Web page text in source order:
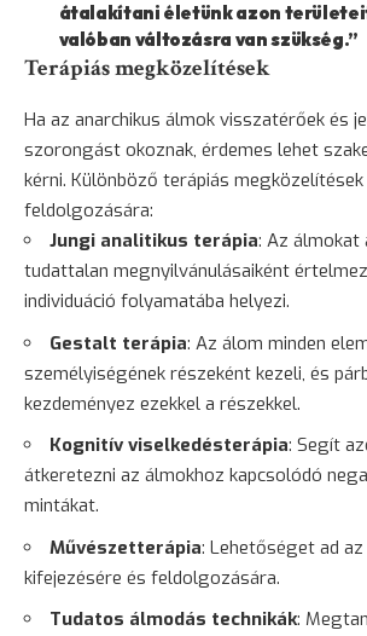
átalakítani életünk azon
valóban változásra van szükség.”
Terápiás megközelítések
Ha az anarchikus álmok visszatérőek és
szorongást okoznak, érdemes lehet
kérni. Különböző terápiás
feldolgozására:
Jungi analitikus terápia: Az álmokat
tudattalan megnyilvánulásaiként
individuáció folyamatába helyezi.
Gestalt terápia: Az álom minden
személyiségének részeként kezeli, és
kezdeményez ezekkel a részekkel.
Kognitív viselkedésterápia: Segít
átkeretezni az álmokhoz kapcsolódó
mintákat.
Művészetterápia: Lehetőséget ad
kifejezésére és feldolgozására.
Tudatos álmodás technikák: